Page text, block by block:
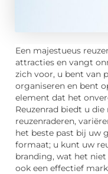
Een majestueus
attracties en vangt
zich voor, u bent van
organiseren en bent
element dat het
Reuzenrad biedt u
reuzenraderen,
het beste past bij uw
formaat; u kunt uw
branding, wat het
ook een effectief